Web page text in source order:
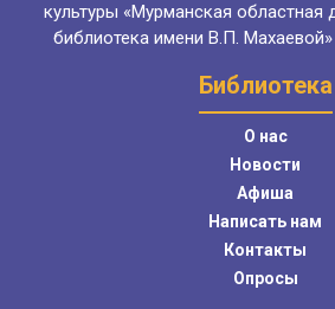
культуры «Мурманская
библиотека имени В.П.
Библиотека
О нас
Новости
Афиша
Написать нам
Контакты
Опросы